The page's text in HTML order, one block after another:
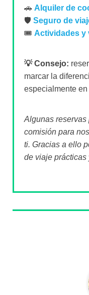
🚗 Alquiler de
🛡️ Seguro de
🎟️ Actividades y
💡 Consejo:
marcar la
especialmente
Algunas reservas
comisión para
ti. Gracias a ello
de viaje prácticas